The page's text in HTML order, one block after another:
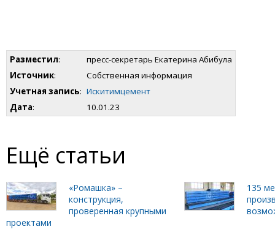
Разместил:
пресс-секретарь Екатерина Абибула
Источник:
Собственная информация
Учетная запись: Искитимцемент
Дата: 10.01.23
Ещё статьи
«Ромашка» –
конструкция,
проверенная крупными
проектами
135